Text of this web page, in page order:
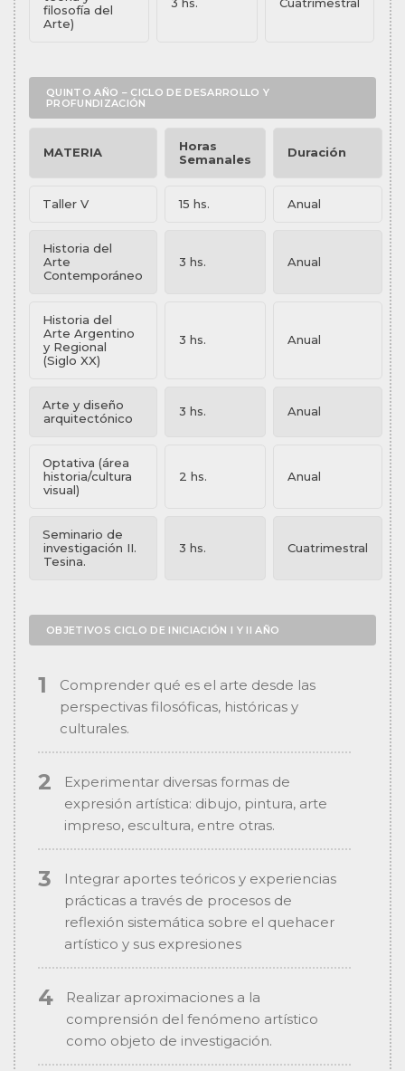
filosofía del
Arte)
QUINTO AÑO – CICLO DE DESARROLLO Y
PROFUNDIZACIÓN
MATERIA
Horas
Semanales
Duración
Taller V 15 hs. Anual
Historia del
Arte
Contemporáneo
3 hs. Anual
Historia del
Arte Argentino
y Regional
(Siglo XX)
3 hs. Anual
Arte y diseño
arquitectónico
3 hs. Anual
Optativa (área
historia/cultura
visual)
2 hs. Anual
Seminario de
investigación II.
Tesina.
3 hs. Cuatrimestral
OBJETIVOS CICLO DE INICIACIÓN I Y II AÑO
Comprender qué es el arte desde las
perspectivas filosóficas, históricas y
culturales.
Experimentar diversas formas de
expresión artística: dibujo, pintura, arte
impreso, escultura, entre otras.
Integrar aportes teóricos y experiencias
prácticas a través de procesos de
reflexión sistemática sobre el quehacer
artístico y sus expresiones
Realizar aproximaciones a la
comprensión del fenómeno artístico
como objeto de investigación.